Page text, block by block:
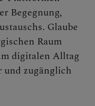
Begegnung,
Glaube
Raum
digitalen Alltag
und zugänglich